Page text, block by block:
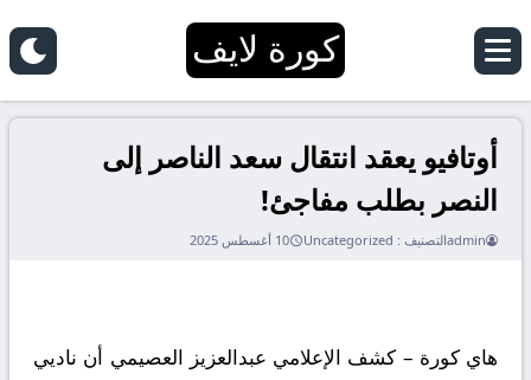
كورة لايف
أوتافيو يعقد انتقال سعد الناصر إلى
النصر بطلب مفاجئ!
adminالتصنيف : Uncategorized 10 أغسطس 2025
هاي كورة – كشف الإعلامي عبدالعزيز العصيمي أن ناديي